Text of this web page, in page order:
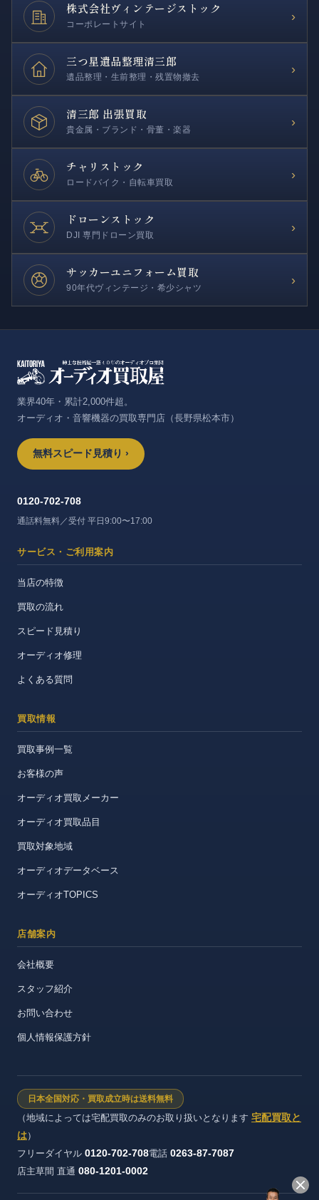
株式会社ヴィンテージストック
コーポレートサイト
›
三つ星遺品整理清三郎
遺品整理・生前整理・残置物撤去
›
清三郎 出張買取
貴金属・ブランド・骨董・楽器
›
チャリストック
ロードバイク・自転車買取
›
ドローンストック
DJI 専門ドローン買取
›
サッカーユニフォーム買取
90年代ヴィンテージ・希少シャツ
›
業界40年・累計2,000件超。
オーディオ・音響機器の買取専門店（長野県松本市）
無料スピード見積り ›
0120-702-708
通話料無料／受付 平日9:00〜17:00
サービス・ご利用案内
当店の特徴
買取の流れ
スピード見積り
オーディオ修理
よくある質問
買取情報
買取事例一覧
お客様の声
オーディオ買取メーカー
オーディオ買取品目
買取対象地域
オーディオデータベース
オーディオTOPICS
店舗案内
会社概要
スタッフ紹介
お問い合わせ
個人情報保護方針
日本全国対応・買取成立時は送料無料
（地域によっては宅配買取のみのお取り扱いとなります 宅配買取と
は）
フリーダイヤル 0120-702-708電話 0263-87-7087
店主草間 直通 080-1201-0002